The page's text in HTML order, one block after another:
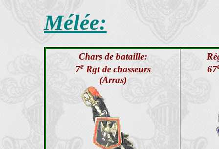
Mélée:
Chars de bataille:
7e Rgt de chasseurs
(Arras)
67